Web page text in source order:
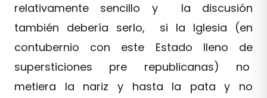
relativamente sencillo y la discusión
también debería serlo, si la Iglesia (en
contubernio con este Estado lleno de
supersticiones pre republicanas) no
metiera la nariz y hasta la pata y no